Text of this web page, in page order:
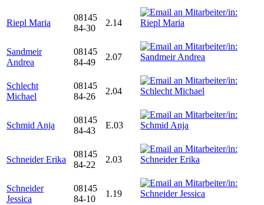
Riepl Maria
08145
84-30
2.14
Sandmeir
Andrea
08145
84-49
2.07
Schlecht
Michael
08145
84-26
2.04
Schmid Anja
08145
84-43
E.03
Schneider Erika
08145
84-22
2.03
Schneider
Jessica
08145
84-10
1.19